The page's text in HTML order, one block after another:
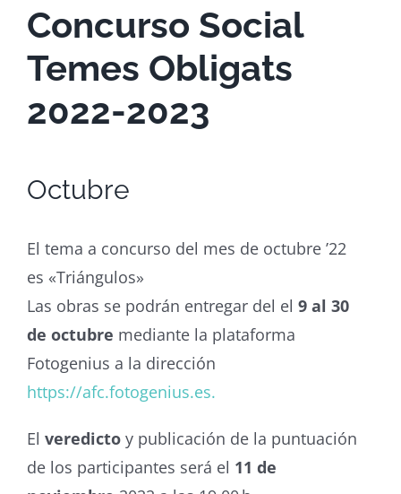
Concurso Social
Temes Obligats
2022-2023
Octubre
El tema a concurso del mes de octubre ’22
es «Triángulos»
Las obras se podrán entregar del el 9 al 30
de octubre mediante la plataforma
Fotogenius a la dirección
https://afc.fotogenius.es.
El veredictoy publicación de la puntuación
de los participantes será el 11 de